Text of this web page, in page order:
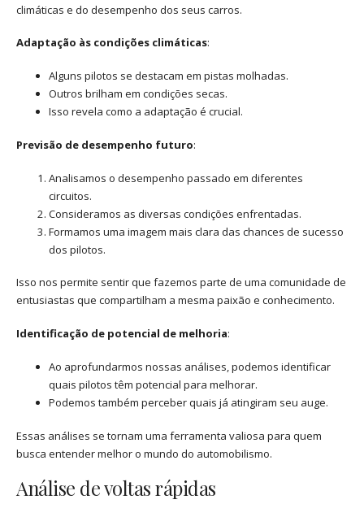
climáticas e do desempenho dos seus carros.
Adaptação às condições climáticas:
Alguns pilotos se destacam em pistas molhadas.
Outros brilham em condições secas.
Isso revela como a adaptação é crucial.
Previsão de desempenho futuro:
Analisamos o desempenho passado em diferentes
circuitos.
Consideramos as diversas condições enfrentadas.
Formamos uma imagem mais clara das chances de sucesso
dos pilotos.
Isso nos permite sentir que fazemos parte de uma comunidade de
entusiastas que compartilham a mesma paixão e conhecimento.
Identificação de potencial de melhoria:
Ao aprofundarmos nossas análises, podemos identificar
quais pilotos têm potencial para melhorar.
Podemos também perceber quais já atingiram seu auge.
Essas análises se tornam uma ferramenta valiosa para quem
busca entender melhor o mundo do automobilismo.
Análise de voltas rápidas